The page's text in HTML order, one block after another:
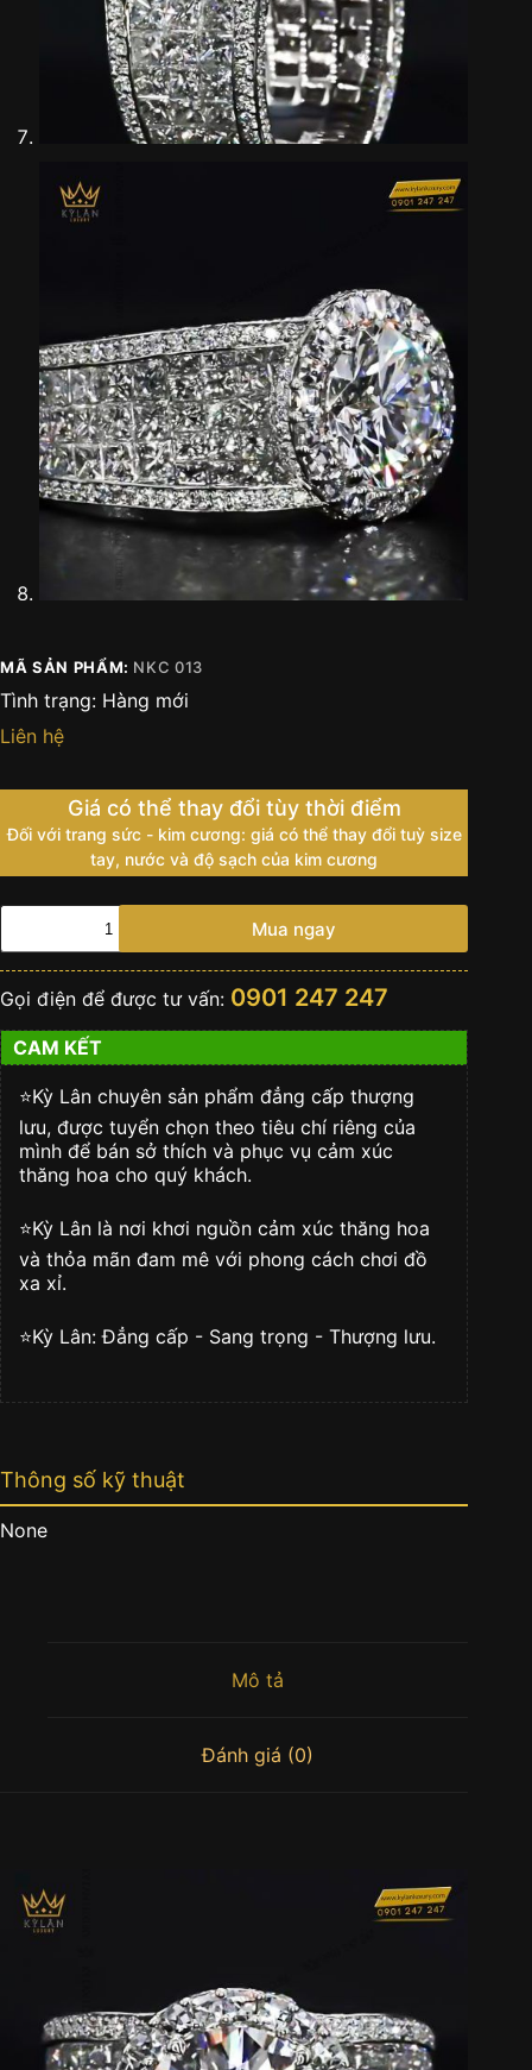
MÃ SẢN PHẨM: NKC 013
Tình trạng: Hàng mới
Liên hệ
Giá có thể thay đổi tùy thời điểm
Đối với trang sức - kim cương: giá có thể thay đổi tuỳ size
tay, nước và độ sạch của kim cương
Nhẫn
Lân
số
lượng
Mua ngay
Gọi điện để được tư vấn: 0901 247 247
CAM KẾT
⭐️Kỳ Lân chuyên sản phẩm đẳng cấp thượng
lưu, được tuyển chọn theo tiêu chí riêng của
mình để bán sở thích và phục vụ cảm xúc
thăng hoa cho quý khách.
⭐️Kỳ Lân là nơi khơi nguồn cảm xúc thăng hoa
và thỏa mãn đam mê với phong cách chơi đồ
xa xỉ.
⭐️Kỳ Lân: Đẳng cấp - Sang trọng - Thượng lưu.
Thông số kỹ thuật
None
Mô tả
Đánh giá (0)